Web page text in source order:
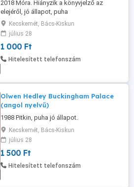
2018 Móra. Hiányzik a könyvjelző az
elejéről, jó állapot, puha
Kecskemét, Bács-Kiskun
július 28
1 000 Ft
Hitelesített telefonszám
Olwen Hedley Buckingham Palace
(angol nyelvű)
1988 Pitkin, puha jó állapot.
Kecskemét, Bács-Kiskun
július 28
1 500 Ft
Hitelesített telefonszám